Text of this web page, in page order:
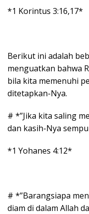
*1 Korintus 3:16,17*
Berikut ini adalah
menguatkan bahwa
bila kita memenuhi
ditetapkan-Nya.
# *”Jika kita saling
dan kasih-Nya
*1 Yohanes 4:12*
# *”Barangsiapa
diam di dalam Allah